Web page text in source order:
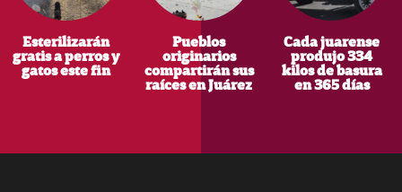
Esterilizarán
gratis a perros y
gatos este fin
Pueblos
originarios
compartirán sus
raíces en Juárez
Cada juarense
produjo 334
kilos de basura
en 365 días